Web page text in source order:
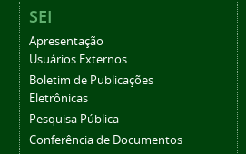
SEI
Apresentação
Usuários Externos
Boletim de Publicações
Eletrônicas
Pesquisa Pública
Conferência de Documentos